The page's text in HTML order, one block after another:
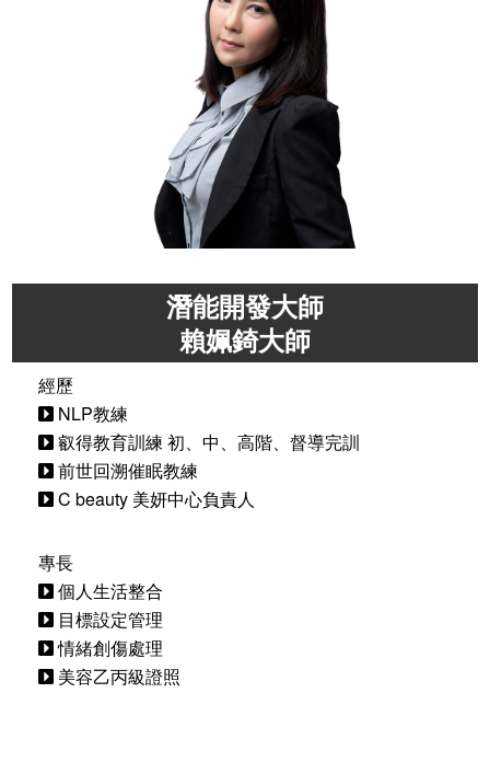
潛能開發大師
賴姵錡大師
經歷
NLP教練
叡得教育訓練 初、中、高階、督導完訓
前世回溯催眠教練
C beauty 美妍中心負責人
專長
個人生活整合
目標設定管理
情緒創傷處理
美容乙丙級證照